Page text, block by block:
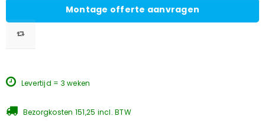
Montage offerte aanvragen
Levertijd = 3 weken
Bezorgkosten 151,25 incl. BTW